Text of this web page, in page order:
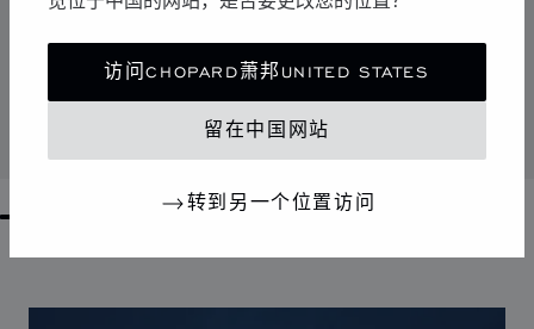
访问CHOPARD萧邦UNITED STATES
留在中国网站
转到另一个位置访问
HAPPY HEARTS小号桶包
联系我们